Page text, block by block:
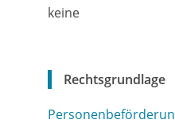
keine
Rechtsgrundlage